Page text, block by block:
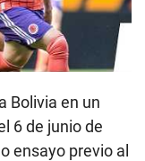
Bolivia en un
6 de junio de
ensayo previo al